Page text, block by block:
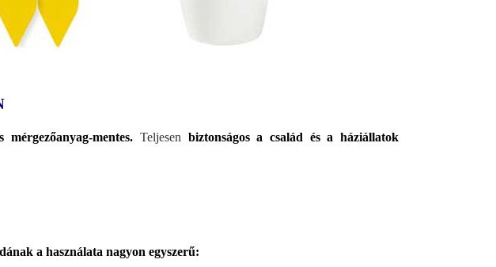
mérgezőanyag-mentes. Teljesen biztonságos a család és a háziállatok
a használata nagyon egyszerű: